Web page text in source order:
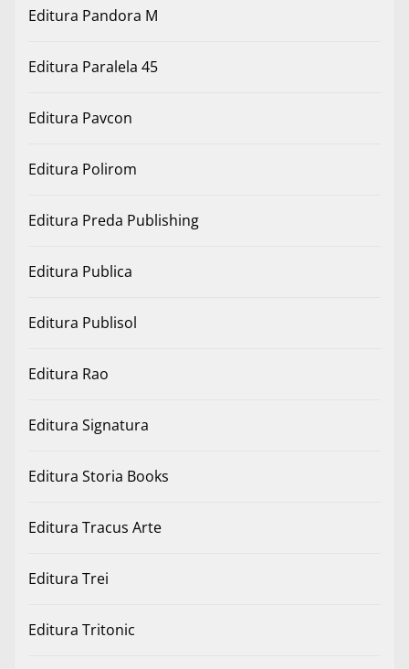
Editura Pandora M
Editura Paralela 45
Editura Pavcon
Editura Polirom
Editura Preda Publishing
Editura Publica
Editura Publisol
Editura Rao
Editura Signatura
Editura Storia Books
Editura Tracus Arte
Editura Trei
Editura Tritonic